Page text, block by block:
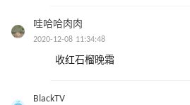
哇哈哈肉肉
2020-12-08 11:34:48
收红石榴晚霜
BlackTV